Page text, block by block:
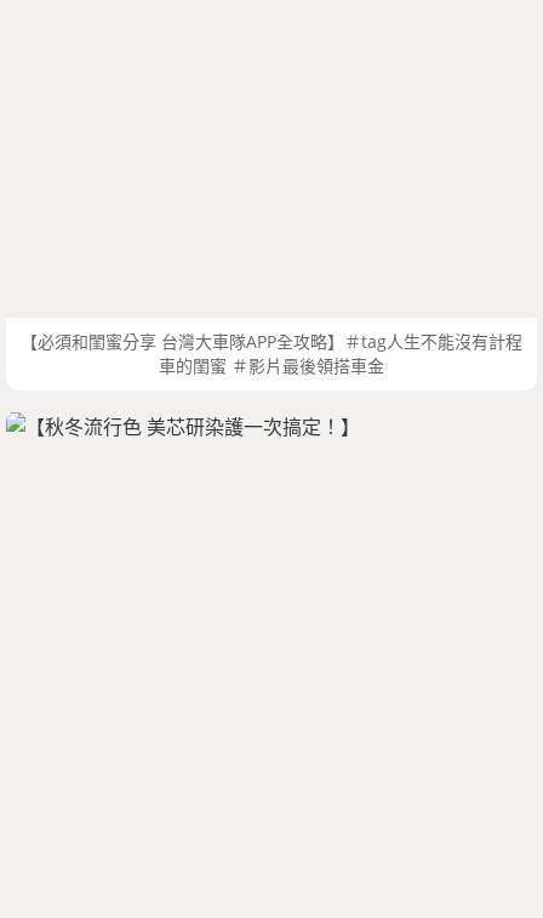
【必須和閨蜜分享 台灣大車隊APP全攻略】＃tag人生不能沒有計程
車的閨蜜 ＃影片最後領搭車金